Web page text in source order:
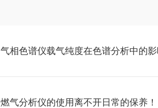
气相色谱仪载气纯度在色谱分析中的
燃气分析仪的使用离不开日常的保养！